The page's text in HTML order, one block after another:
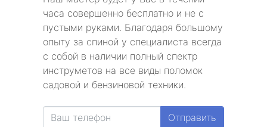
часа совершенно бесплатно и не с
пустыми руками. Благодаря большому
опыту за спиной у специалиста всегда
с собой в наличии полный спектр
инструметов на все виды поломок
садовой и бензиновой техники.
Отправить